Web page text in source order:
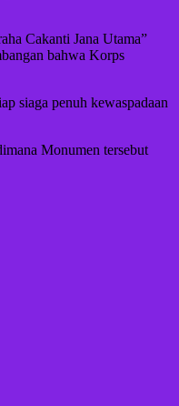
Cakanti Jana Utama”
bahwa Korps
siaga penuh kewaspadaan
Monumen tersebut